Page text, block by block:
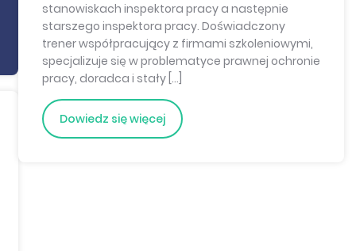
stanowiskach inspektora pracy a następnie
starszego inspektora pracy. Doświadczony
trener współpracujący z firmami szkoleniowymi,
specjalizuje się w problematyce prawnej ochronie
pracy, doradca i stały […]
Dowiedz się więcej